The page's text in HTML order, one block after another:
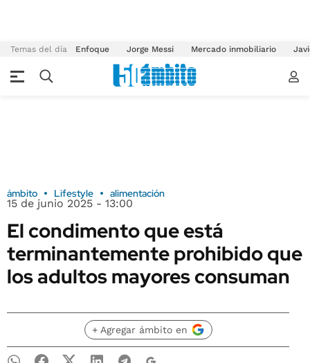
Temas del día Enfoque Jorge Messi Mercado inmobiliario
ámbito Lifestyle alimentación
15 de junio 2025 - 13:00
El condimento que está
terminantemente prohibido que
los adultos mayores consuman
+ Agregar ámbito en